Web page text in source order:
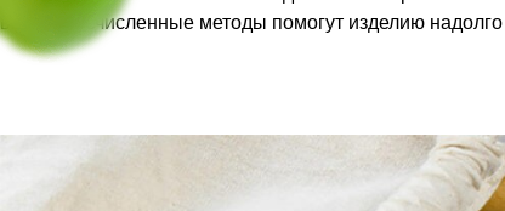
вышеперечисленные методы помогут изделию